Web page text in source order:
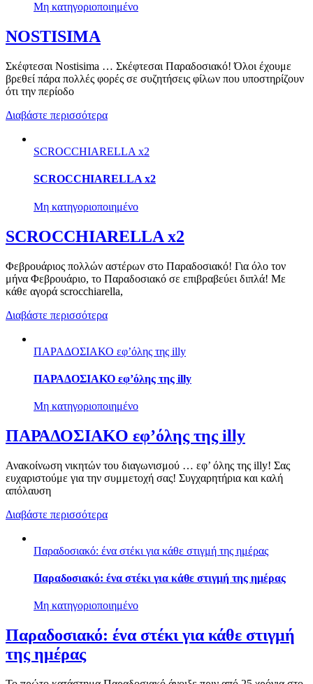
Μη κατηγοριοποιημένο
NOSTISIMA
Σκέφτεσαι Nostisima … Σκέφτεσαι Παραδοσιακό! Όλοι έχουμε
βρεθεί πάρα πολλές φορές σε συζητήσεις φίλων που υποστηρίζουν
ότι την περίοδο
Διαβάστε περισσότερα
SCROCCHIARELLA x2
SCROCCHIARELLA x2
Μη κατηγοριοποιημένο
SCROCCHIARELLA x2
Φεβρουάριος πολλών αστέρων στο Παραδοσιακό! Για όλο τον
μήνα Φεβρουάριο, το Παραδοσιακό σε επιβραβεύει διπλά! Με
κάθε αγορά scrocchiarella,
Διαβάστε περισσότερα
ΠΑΡΑΔΟΣΙΑΚΟ εφ’όλης της illy
ΠΑΡΑΔΟΣΙΑΚΟ εφ’όλης της illy
Μη κατηγοριοποιημένο
ΠΑΡΑΔΟΣΙΑΚΟ εφ’όλης της illy
Ανακοίνωση νικητών του διαγωνισμού … εφ’ όλης της illy! Σας
ευχαριστούμε για την συμμετοχή σας! Συγχαρητήρια και καλή
απόλαυση
Διαβάστε περισσότερα
Παραδοσιακό: ένα στέκι για κάθε στιγμή της ημέρας
Παραδοσιακό: ένα στέκι για κάθε στιγμή της ημέρας
Μη κατηγοριοποιημένο
Παραδοσιακό: ένα στέκι για κάθε στιγμή
της ημέρας